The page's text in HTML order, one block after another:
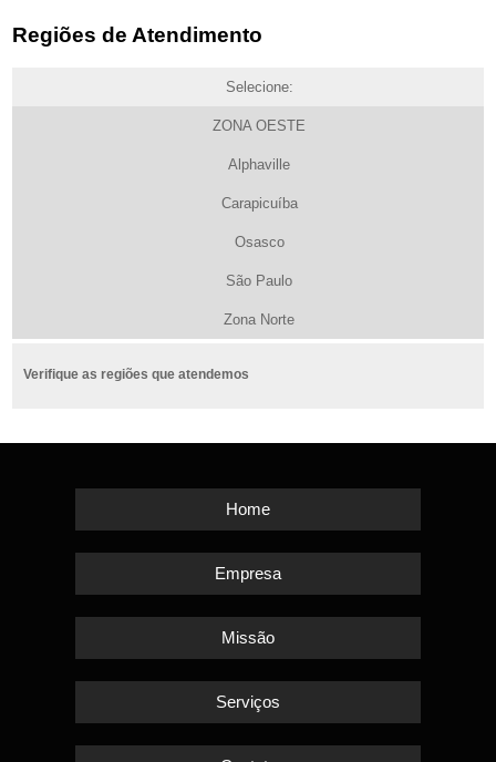
Regiões de Atendimento
Selecione:
ZONA OESTE
Alphaville
Carapicuíba
Osasco
São Paulo
Zona Norte
Verifique as regiões que atendemos
Home
Empresa
Missão
Serviços